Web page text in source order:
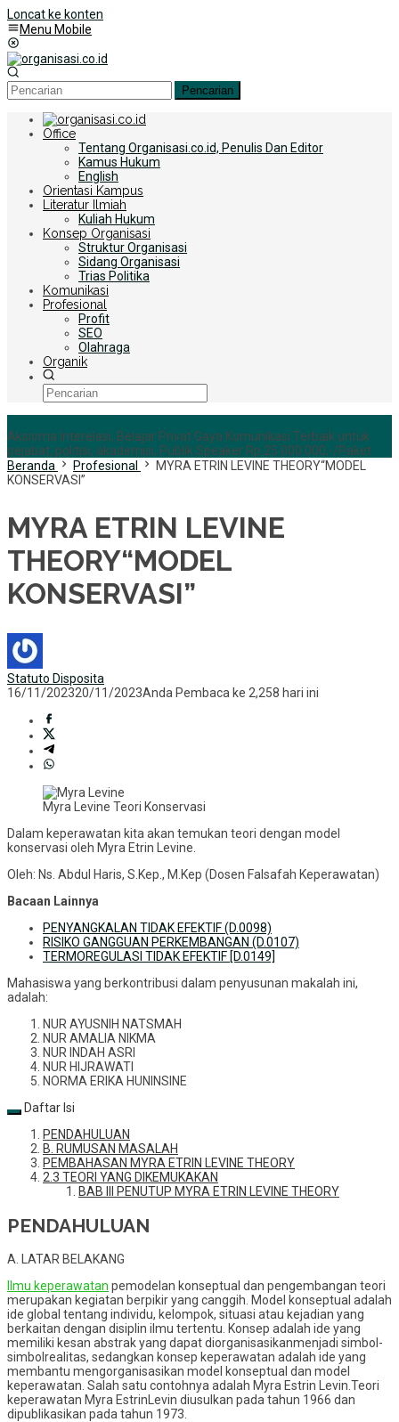
Loncat ke konten
Menu Mobile
Pencarian
Office
Tentang Organisasi.co.id, Penulis Dan Editor
Kamus Hukum
English
Orientasi Kampus
Literatur Ilmiah
Kuliah Hukum
Konsep Organisasi
Struktur Organisasi
Sidang Organisasi
Trias Politika
Komunikasi
Profesional
Profit
SEO
Olahraga
Organik
Aksioma Interelasi, Belajar Privat Gaya Komunikasi Terbaik untuk
pejabat, politisi, akademisi, Publik Speaker Rp 25.000.000,-/Paket
Beranda
Profesional
MYRA ETRIN LEVINE THEORY“MODEL
KONSERVASI”
MYRA ETRIN LEVINE
THEORY“MODEL
KONSERVASI”
Statuto Disposita
16/11/202320/11/2023Anda Pembaca ke 2,258 hari ini
Myra Levine Teori Konservasi
Dalam keperawatan kita akan temukan teori dengan model
konservasi oleh Myra Etrin Levine.
Oleh: Ns. Abdul Haris, S.Kep., M.Kep (Dosen Falsafah Keperawatan)
Bacaan Lainnya
PENYANGKALAN TIDAK EFEKTIF (D.0098)
RISIKO GANGGUAN PERKEMBANGAN (D.0107)
TERMOREGULASI TIDAK EFEKTIF [D.0149]
Mahasiswa yang berkontribusi dalam penyusunan makalah ini,
adalah:
NUR AYUSNIH NATSMAH
NUR AMALIA NIKMA
NUR INDAH ASRI
NUR HIJRAWATI
NORMA ERIKA HUNINSINE
Daftar Isi
PENDAHULUAN
B. RUMUSAN MASALAH
PEMBAHASAN MYRA ETRIN LEVINE THEORY
2.3 TEORI YANG DIKEMUKAKAN
BAB III PENUTUP MYRA ETRIN LEVINE THEORY
PENDAHULUAN
A. LATAR BELAKANG
Ilmu keperawatan pemodelan konseptual dan pengembangan teori
merupakan kegiatan berpikir yang canggih. Model konseptual adalah
ide global tentang individu, kelompok, situasi atau kejadian yang
berkaitan dengan disiplin ilmu tertentu. Konsep adalah ide yang
memiliki kesan abstrak yang dapat diorganisasikanmenjadi simbol-
simbolrealitas, sedangkan konsep keperawatan adalah ide yang
membantu mengorganisasikan model konseptual dan model
keperawatan. Salah satu contohnya adalah Myra Estrin Levin.Teori
keperawatan Myra EstrinLevin diusulkan pada tahun 1966 dan
dipublikasikan pada tahun 1973.